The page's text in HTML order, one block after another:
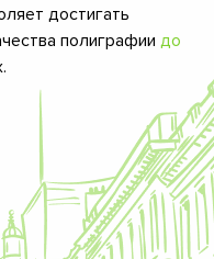
достигать
полиграфии до